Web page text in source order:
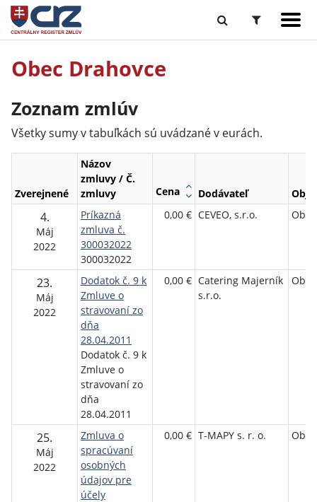
Obec Drahovce
Zoznam zmlúv
Všetky sumy v tabuľkách sú uvádzané v eurách.
Zverejnené
Názov
zmluvy / Č.
zmluvy
Cena Dodávateľ
4.
Máj
2022
Príkazná
zmluva č.
300032022
300032022
0,00 € CEVEO, s.r.o.
23.
Máj
2022
Dodatok č. 9 k
Zmluve o
stravovaní zo
dňa
28.04.2011
Dodatok č. 9 k
Zmluve o
stravovaní zo
dňa
28.04.2011
0,00 € Catering Majerník
s.r.o.
25.
Máj
2022
Zmluva o
spracúvaní
osobných
údajov pre
účely
0,00 € T-MAPY s. r. o.